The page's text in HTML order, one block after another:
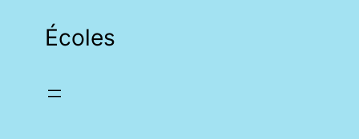
Écoles